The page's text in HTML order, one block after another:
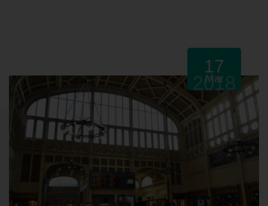
17
Mar
2018